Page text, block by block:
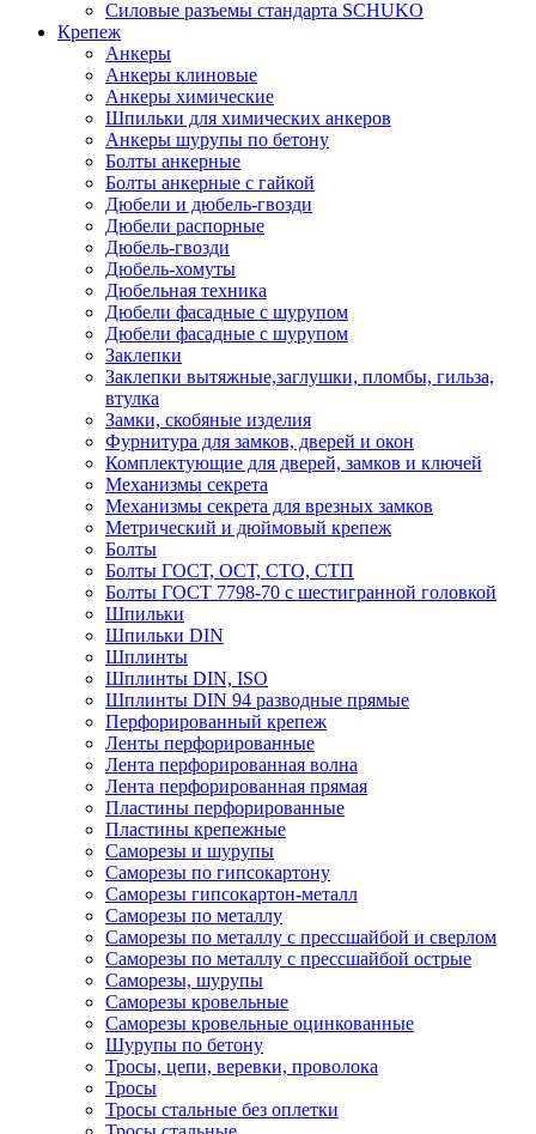
Силовые разъемы стандарта SCHUKO
Крепеж
Анкеры
Анкеры клиновые
Анкеры химические
Шпильки для химических анкеров
Анкеры шурупы по бетону
Болты анкерные
Болты анкерные с гайкой
Дюбели и дюбель-гвозди
Дюбели распорные
Дюбель-гвозди
Дюбель-хомуты
Дюбельная техника
Дюбели фасадные с шурупом
Дюбели фасадные с шурупом
Заклепки
Заклепки вытяжные,заглушки, пломбы, гильза,
втулка
Замки, скобяные изделия
Фурнитура для замков, дверей и окон
Комплектующие для дверей, замков и ключей
Механизмы секрета
Механизмы секрета для врезных замков
Метрический и дюймовый крепеж
Болты
Болты ГОСТ, ОСТ, СТО, СТП
Болты ГОСТ 7798-70 с шестигранной головкой
Шпильки
Шпильки DIN
Шплинты
Шплинты DIN, ISO
Шплинты DIN 94 разводные прямые
Перфорированный крепеж
Ленты перфорированные
Лента перфорированная волна
Лента перфорированная прямая
Пластины перфорированные
Пластины крепежные
Саморезы и шурупы
Саморезы по гипсокартону
Саморезы гипсокартон-металл
Саморезы по металлу
Саморезы по металлу с прессшайбой и сверлом
Саморезы по металлу с прессшайбой острые
Саморезы, шурупы
Саморезы кровельные
Саморезы кровельные оцинкованные
Шурупы по бетону
Тросы, цепи, веревки, проволока
Тросы
Тросы стальные без оплетки